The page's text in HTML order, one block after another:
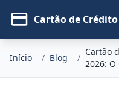
Cartão de Crédito
Início / Blog /
Cartão
2026: